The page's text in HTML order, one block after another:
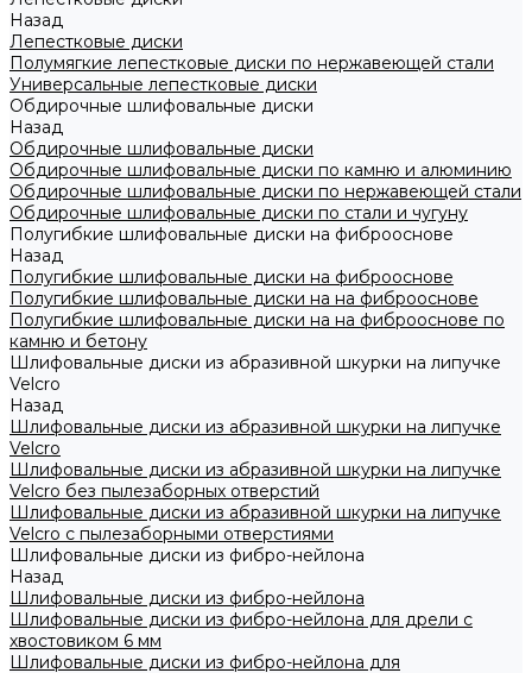
Назад
Лепестковые диски
Полумягкие лепестковые диски по нержавеющей стали
Универсальные лепестковые диски
Обдирочные шлифовальные диски
Назад
Обдирочные шлифовальные диски
Обдирочные шлифовальные диски по камню и алюминию
Обдирочные шлифовальные диски по нержавеющей стали
Обдирочные шлифовальные диски по стали и чугуну
Полугибкие шлифовальные диски на фиброоснове
Назад
Полугибкие шлифовальные диски на фиброоснове
Полугибкие шлифовальные диски на на фиброоснове
Полугибкие шлифовальные диски на на фиброоснове по
камню и бетону
Шлифовальные диски из абразивной шкурки на липучке
Velcro
Назад
Шлифовальные диски из абразивной шкурки на липучке
Velcro
Шлифовальные диски из абразивной шкурки на липучке
Velcro без пылезаборных отверстий
Шлифовальные диски из абразивной шкурки на липучке
Velcro с пылезаборными отверстиями
Шлифовальные диски из фибро-нейлона
Назад
Шлифовальные диски из фибро-нейлона
Шлифовальные диски из фибро-нейлона для дрели с
хвостовиком 6 мм
Шлифовальные диски из фибро-нейлона для